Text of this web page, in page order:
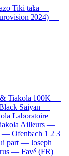
Tiki taka —
2024) —
Tiakola 100K —
Saiyan —
Laboratoire —
Ailleurs —
— Ofenbach 1 2 3
part — Joseph
— Favé (FR)